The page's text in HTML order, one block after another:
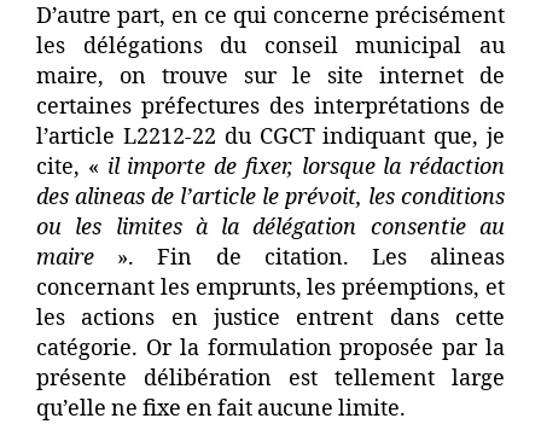
D’autre part, en ce qui concerne précisément
les délégations du conseil municipal au
maire, on trouve sur le site internet de
certaines préfectures des interprétations de
l’article L2212-22 du CGCT indiquant que, je
cite, « il importe de fixer, lorsque la rédaction
des alineas de l’article le prévoit, les conditions
ou les limites à la délégation consentie au
maire ». Fin de citation. Les alineas
concernant les emprunts, les préemptions, et
les actions en justice entrent dans cette
catégorie. Or la formulation proposée par la
présente délibération est tellement large
qu’elle ne fixe en fait aucune limite.